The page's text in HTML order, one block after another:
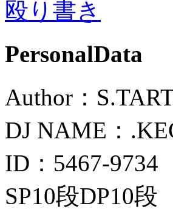
殴り書き
PersonalData
Author：
DJ NAME：
ID：5467-9734
SP10段DP10段